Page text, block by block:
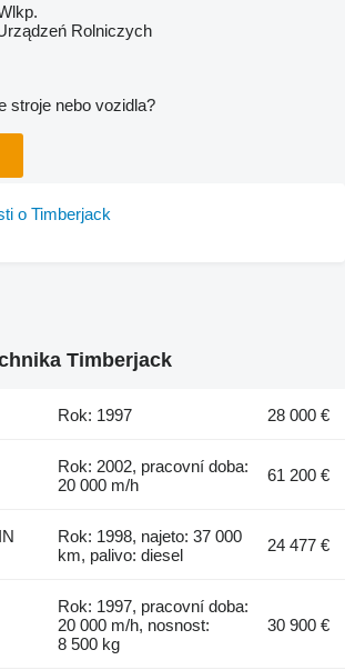
Rolniczych
stroje nebo vozidla?
o Timberjack
Timberjack
Rok: 1997 28 000 €
Rok: 2002, pracovní doba:
20 000 m/h
61 200 €
Rok: 1998, najeto: 37 000
km, palivo: diesel
24 477 €
Rok: 1997, pracovní doba:
20 000 m/h, nosnost:
8 500 kg
30 900 €